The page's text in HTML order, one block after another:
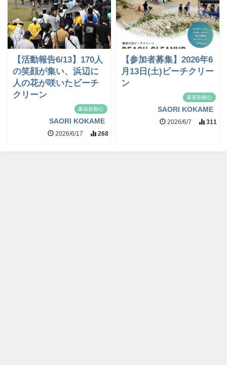
【活動報告6/13】170人
の笑顔が集い、浜辺に
人の花が咲いたビーチ
クリーン
幕張新都心
SAORI KOKAME
2026/6/17 268
【参加者募集】2026年6
月13日(土)ビーチクリー
ン
幕張新都心
SAORI KOKAME
2026/6/7 311